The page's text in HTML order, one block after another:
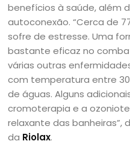
benefícios à saúde, além
autoconexão. “Cerca de
sofre de estresse. Uma
bastante eficaz no
várias outras
com temperatura entre
de águas. Alguns
cromoterapia e a
relaxante das banheiras”,
da Riolax.